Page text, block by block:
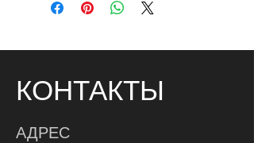
КОНТАКТЫ
АДРЕС